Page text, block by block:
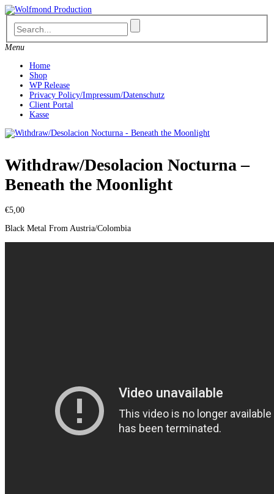
Skip
to
content
Menu
Home
Shop
WP Release
Privacy Policy/Impressum/Datenschutz
Client Portal
Kasse
Withdraw/Desolacion Nocturna –
Beneath the Moonlight
€5,00
Black Metal From Austria/Colombia